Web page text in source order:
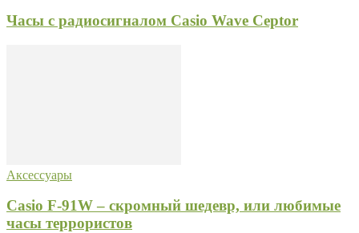
Часы с радиосигналом Casio Wave Ceptor
Аксессуары
Casio F-91W – скромный шедевр, или любимые
часы террористов